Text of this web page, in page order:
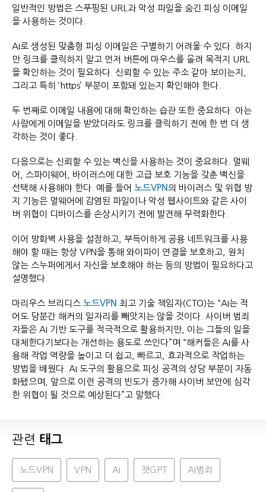
일반적인 방법은 스푸핑된 URL과 악성 파일을 숨긴 피싱 이메일
을 사용하는 것이다.
AI로 생성된 맞춤형 피싱 이메일은 구별하기 어려울 수 있다. 하지
만 링크를 클릭하지 말고 먼저 버튼에 마우스를 올려 목적지 URL
을 확인하는 것이 필요하다. 신뢰할 수 있는 주소 같아 보이는지,
그리고 특히 ‘https’ 부분이 포함돼 있는지 확인해야 한다.
두 번째로 이메일 내용에 대해 확인하는 습관 또한 중요하다. 아는
사람에게 이메일을 받았더라도 링크를 클릭하기 전에 한 번 더 생
각하는 것이 좋다.
다음으로는 신뢰할 수 있는 백신을 사용하는 것이 중요하다. 멀웨
어, 스파이웨어, 바이러스에 대한 고급 보호 기능을 갖춘 백신을
선택해 사용해야 한다. 예를 들어 노드VPN 의 바이러스 및 위협 방
지 기능은 멀웨어에 감염된 파일이나 악성 웹사이트와 같은 사이
버 위협이 디바이스를 손상시키기 전에 발견해 무력화한다.
이어 방화벽 사용을 설정하고, 부득이하게 공용 네트워크를 사용
해야 할 때는 항상 VPN을 통해 와이파이 연결을 보호하고, 원치
않는 스누퍼에게서 자신을 보호해야 하는 등의 방법이 필요하다고
설명했다.
마리우스 브리디스 노드VPN 최고 기술 책임자(CTO)는 “AI는 적
어도 당분간 해커의 일자리를 빼앗지는 않을 것이다. 사이버 범죄
자들은 AI 기반 도구를 적극적으로 활용하지만, 이는 그들의 일을
대체한다기보다는 개선하는 용도로 쓰인다”며 “해커들은 AI를 사
용해 작업 역량을 높이고 더 쉽고, 빠르고, 효과적으로 작업하는
방법을 배웠다. AI 도구의 활용으로 피싱 공격의 상당 부분이 자동
화됐으며, 앞으로 이런 공격의 빈도가 증가해 사이버 보안에 심각
한 위협이 될 것으로 예상된다”고 말했다.
관련 태그
노드VPN VPN AI 챗GPT AI범죄